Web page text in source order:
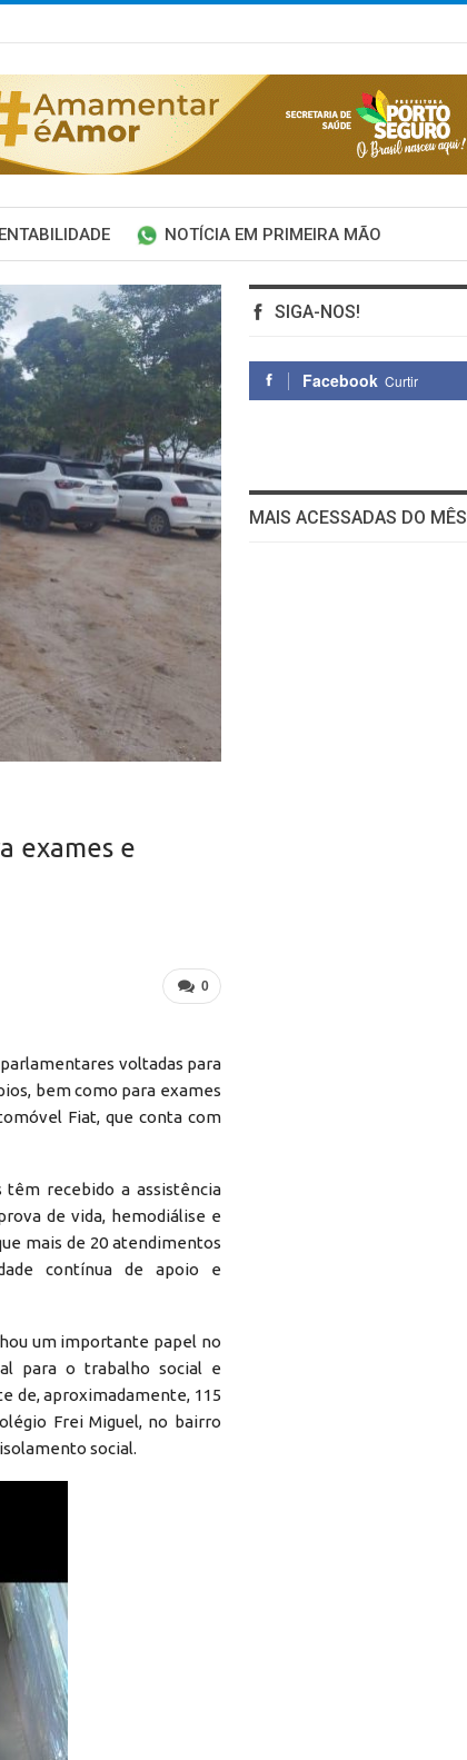
NOTÍCIA EM PRIMEIRA MÃO
exames e
0
voltadas para
bem como para exames
Fiat, que conta com
têm recebido a assistência
de vida, hemodiálise e
mais de 20 atendimentos
contínua de apoio e
um importante papel no
para o trabalho social e
de, aproximadamente, 115
Frei Miguel, no bairro
social.
SIGA-NOS!
Facebook Curtir
MAIS ACESSADAS DO MÊS